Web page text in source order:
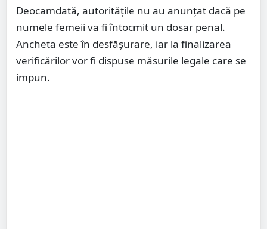
Deocamdată, autoritățile nu au anunțat dacă pe
numele femeii va fi întocmit un dosar penal.
Ancheta este în desfășurare, iar la finalizarea
verificărilor vor fi dispuse măsurile legale care se
impun.